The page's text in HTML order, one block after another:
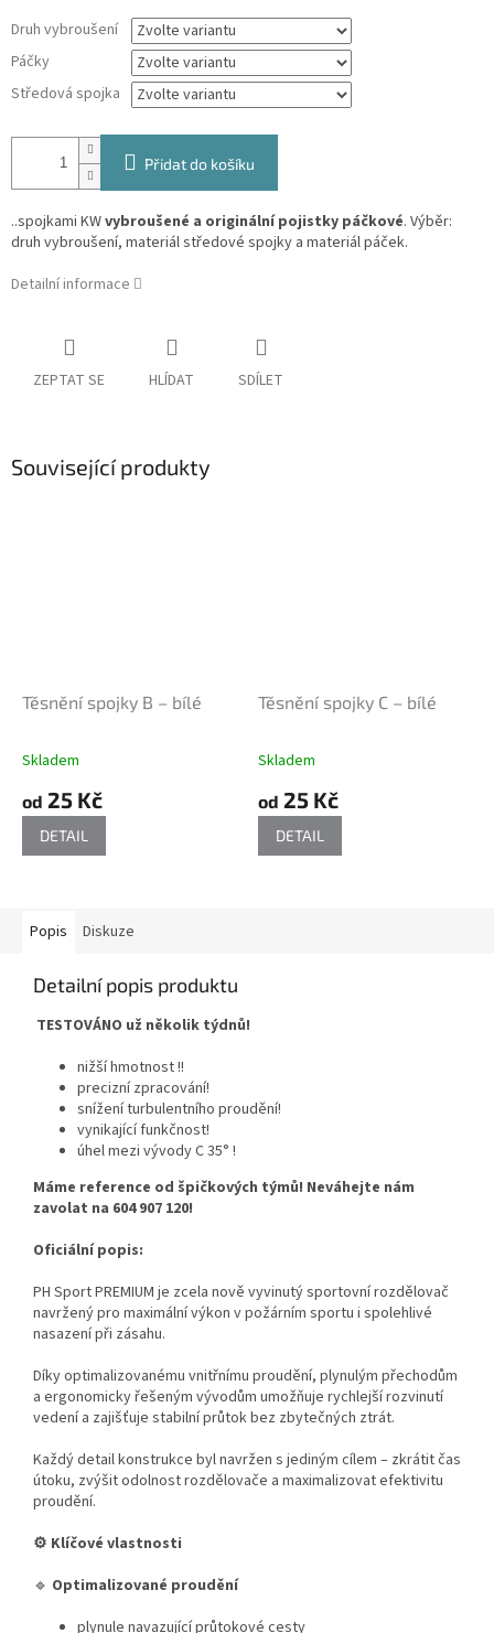
Druh vybroušení
Páčky
Středová spojka
Přidat do košíku
..spojkami KWvybroušené a originální pojistky páčkové. Výběr:
druh vybroušení, materiál středové spojky a materiál páček.
Detailní informace
ZEPTAT SE HLÍDAT SDÍLET
Související produkty
Těsnění spojky B – bílé
Skladem
od 25 Kč
DETAIL
Těsnění spojky C – bílé
Skladem
od 25 Kč
DETAIL
Popis Diskuze
Detailní popis produktu
TESTOVÁNO už několik týdnů!
nižší hmotnost !!
precizní zpracování!
snížení turbulentního proudění!
vynikající funkčnost!
úhel mezi vývody C 35° !
Máme reference od špičkových týmů! Neváhejte nám
zavolat na 604 907 120!
Oficiální popis:
PH Sport PREMIUM je zcela nově vyvinutý sportovní rozdělovač
navržený pro maximální výkon v požárním sportu i spolehlivé
nasazení při zásahu.
Díky optimalizovanému vnitřnímu proudění, plynulým přechodům
a ergonomicky řešeným vývodům umožňuje rychlejší rozvinutí
vedení a zajišťuje stabilní průtok bez zbytečných ztrát.
Každý detail konstrukce byl navržen s jediným cílem – zkrátit čas
útoku, zvýšit odolnost rozdělovače a maximalizovat efektivitu
proudění.
⚙️ Klíčové vlastnosti
🔹 Optimalizované proudění
plynule navazující průtokové cesty